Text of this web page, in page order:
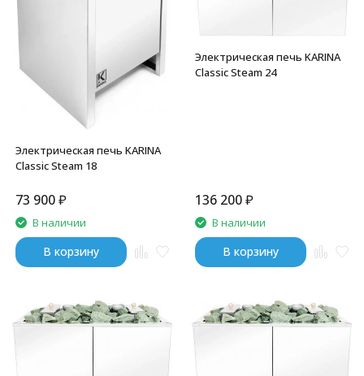
Электрическая печь KARINA
Classic Steam 18
73 900₽
В наличии
В корзину
Электрическая печь KARINA
Classic Steam 24
136 200₽
В наличии
В корзину